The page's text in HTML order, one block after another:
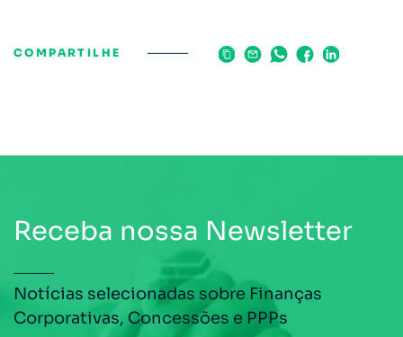
COMPARTILHE
Receba nossa Newsletter
Notícias selecionadas sobre Finanças
Corporativas, Concessões e PPPs